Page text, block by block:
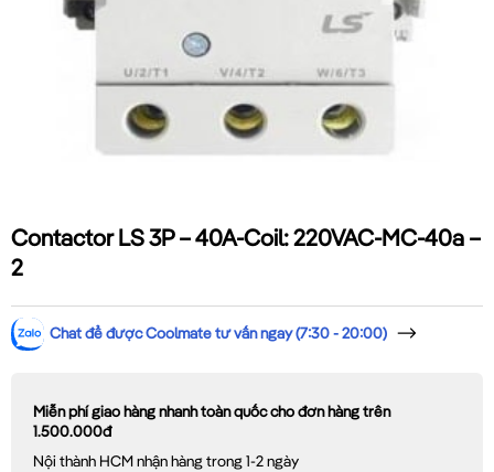
Contactor LS 3P – 40A-Coil: 220VAC-MC-40a –
2
Chat để được Coolmate tư vấn ngay (7:30 - 20:00)
Miễn phí giao hàng nhanh toàn quốc cho đơn hàng trên
1.500.000đ
Nội thành HCM nhận hàng trong 1-2 ngày